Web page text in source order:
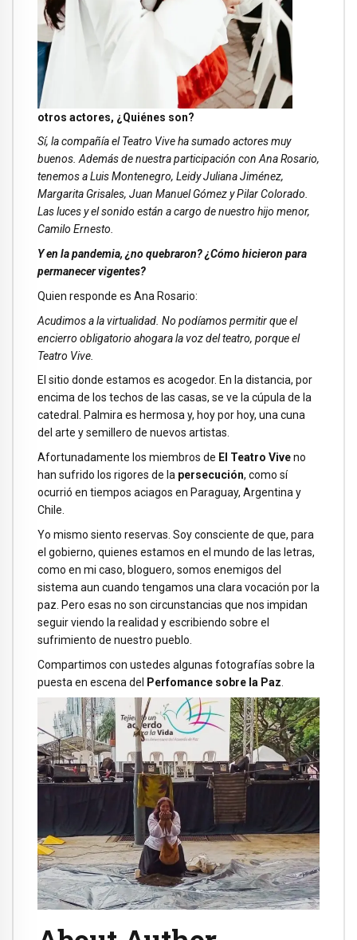
otros actores, ¿Quiénes son?
Sí, la compañía el Teatro Vive ha sumado actores muy
buenos. Además de nuestra participación con Ana Rosario,
tenemos a Luis Montenegro, Leidy Juliana Jiménez,
Margarita Grisales, Juan Manuel Gómez y Pilar Colorado.
Las luces y el sonido están a cargo de nuestro hijo menor,
Camilo Ernesto.
Y en la pandemia, ¿no quebraron? ¿Cómo hicieron para
permanecer vigentes?
Quien responde es Ana Rosario:
Acudimos a la virtualidad. No podíamos permitir que el
encierro obligatorio ahogara la voz del teatro, porque el
Teatro Vive.
El sitio donde estamos es acogedor. En la distancia, por
encima de los techos de las casas, se ve la cúpula de la
catedral. Palmira es hermosa y, hoy por hoy, una cuna
del arte y semillero de nuevos artistas.
Afortunadamente los miembros de El Teatro Viveno
han sufrido los rigores de la persecución, como sí
ocurrió en tiempos aciagos en Paraguay, Argentina y
Chile.
Yo mismo siento reservas. Soy consciente de que, para
el gobierno, quienes estamos en el mundo de las letras,
como en mi caso, bloguero, somos enemigos del
sistema aun cuando tengamos una clara vocación por la
paz. Pero esas no son circunstancias que nos impidan
seguir viendo la realidad y escribiendo sobre el
sufrimiento de nuestro pueblo.
Compartimos con ustedes algunas fotografías sobre la
puesta en escena del Perfomance sobre la Paz